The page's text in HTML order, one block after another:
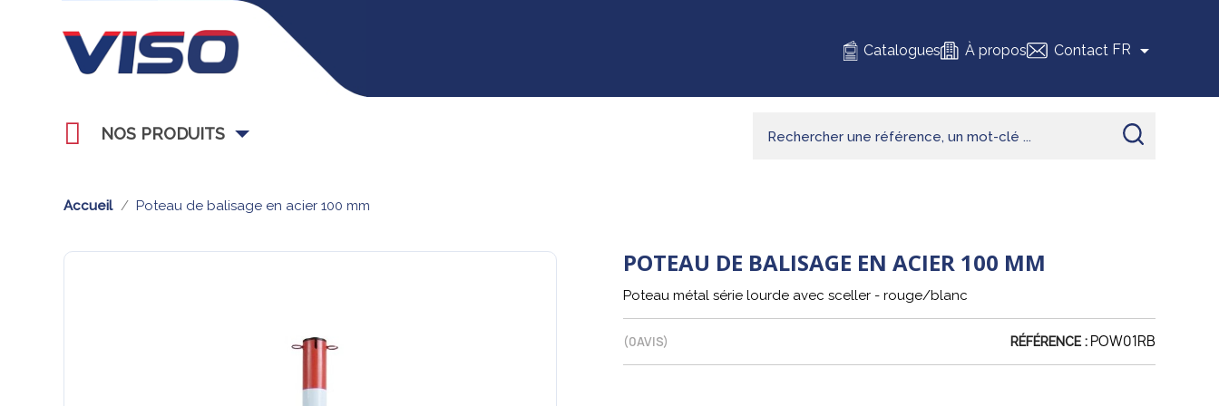
Catalogues À propos Contact FR 
NOS PRODUITS
Accueil Poteau de balisage en acier 100 mm
POTEAU DE BALISAGE EN ACIER 100 MM
Poteau métal série lourde avec sceller - rouge/blanc
(0AVIS) RÉFÉRENCE : POW01RB